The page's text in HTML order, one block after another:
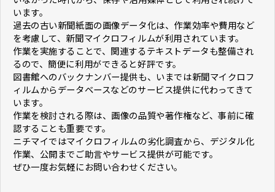
います。
過去の古い新聞紙面の画像データ化は、作業効率や費用など
を考慮して、新聞マイクロフィルムが利用されています。
作業を実施することで、関連するテキストデータも整備され
るので、簡便に利用ができると好評です。
図書館へのバックナンバー提供も、いまでは新聞マイクロフ
ィルムからデータベースなどのサービス提供に代わってきて
います。
作業を検討される際は、画像の品質や著作権など、事前に確
認することも重要です。
ニチマイではマイクロフィルムの劣化調査から、デジタル化
作業、公開までご助言やサービス提供が可能です。
ぜひ一度お気軽にお問い合わせください。